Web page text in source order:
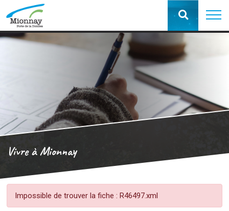
Vivre à Mionnay
Impossible de trouver la fiche : R46497.xml